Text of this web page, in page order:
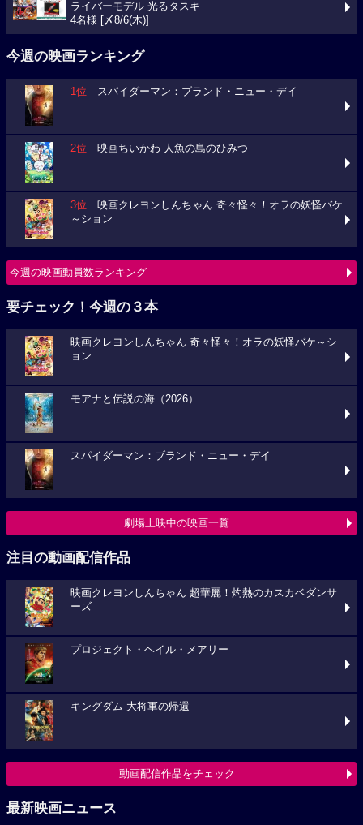
ライバーモデル 光るタスキ
4名様 [〆8/6(木)]
今週の映画ランキング
1位 スパイダーマン：ブランド・ニュー・デイ
2位 映画ちいかわ 人魚の島のひみつ
3位 映画クレヨンしんちゃん 奇々怪々！オラの妖怪バケ
～ション
今週の映画動員数ランキング
要チェック！今週の３本
映画クレヨンしんちゃん 奇々怪々！オラの妖怪バケ～シ
ョン
モアナと伝説の海（2026）
スパイダーマン：ブランド・ニュー・デイ
劇場上映中の映画一覧
注目の動画配信作品
映画クレヨンしんちゃん 超華麗！灼熱のカスカベダンサ
ーズ
プロジェクト・ヘイル・メアリー
キングダム 大将軍の帰還
動画配信作品をチェック
最新映画ニュース